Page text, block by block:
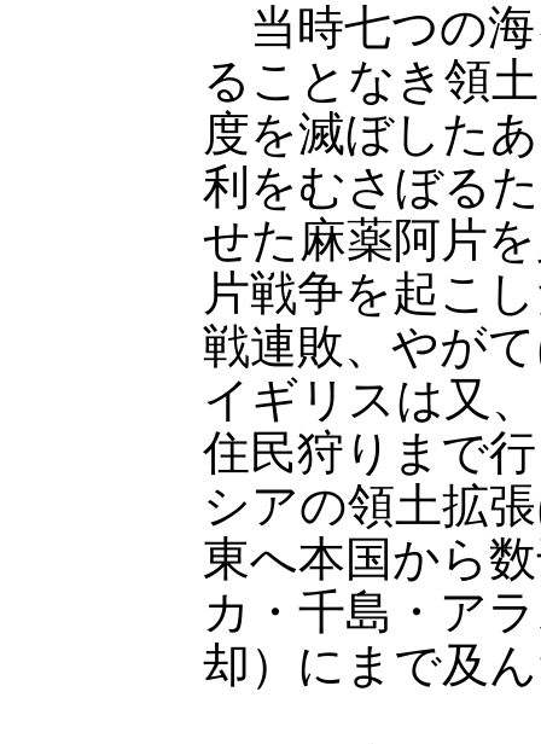
当時七つの海
ることなき領
度を滅ぼした
利をむさぼる
せた麻薬阿片
片戦争を起こ
戦連敗、やが
イギリスは又
住民狩りまで
シアの領土拡
東へ本国から
カ・千島・ア
却）にまで及